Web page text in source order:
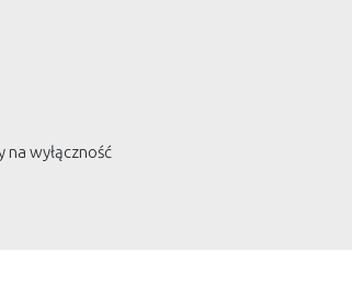
na wyłączność